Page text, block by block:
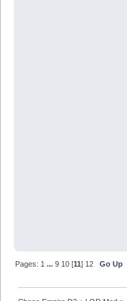
Pages: 1 ...9 10 [11] 12 Go Up